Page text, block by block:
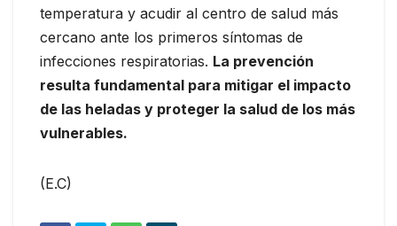
temperatura y acudir al centro de salud más
cercano ante los primeros síntomas de
infecciones respiratorias. La prevención
resulta fundamental para mitigar el impacto
de las heladas y proteger la salud de los más
vulnerables.
(E.C)